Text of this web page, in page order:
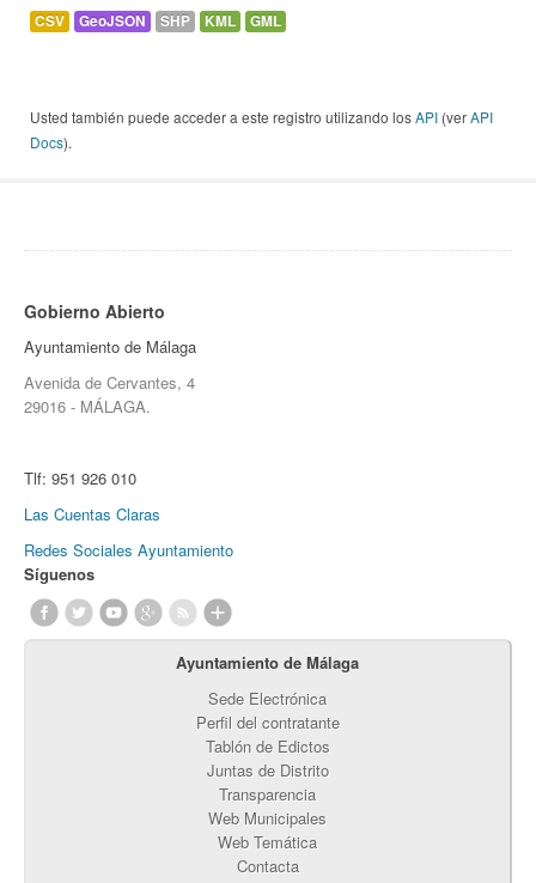
CSV GeoJSON SHP KML GML
Usted también puede acceder a este registro utilizando losAPI (verAPI
Docs).
Gobierno Abierto
Ayuntamiento de Málaga
Avenida de Cervantes, 4
29016 - MÁLAGA.
Tlf: 951 926 010
Las Cuentas Claras
Redes Sociales Ayuntamiento
Síguenos
Ayuntamiento de Málaga
Sede Electrónica
Perfil del contratante
Tablón de Edictos
Juntas de Distrito
Transparencia
Web Municipales
Web Temática
Contacta